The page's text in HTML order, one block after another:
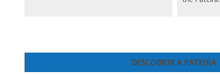
DESCOBRIR A PATEIRA